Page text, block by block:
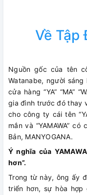
Về Tập
Nguồn gốc của tên
Watanabe, người
cửa hàng “YA” “MA”
gia đình trước đó thay
cho công ty cái tên
mắn và “YAMAWA”
Bản, MANYOGANA.
Ý nghĩa của
hơn”.
Trong từ này, ông ấy
triển hơn, sự hòa